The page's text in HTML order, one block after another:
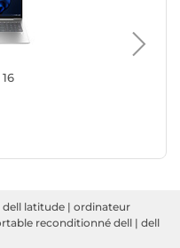
dell latitude | ordinateur
reconditionné dell | dell